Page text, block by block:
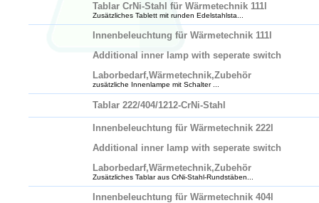
Tablar CrNi-Stahl für Wärmetechnik 111l
Zusätzliches Tablett mit runden Edelstahlsta...
Innenbeleuchtung für Wärmetechnik 111l
Additional inner lamp with seperate switch
Laborbedarf,Wärmetechnik,Zubehör
zusätzliche Innenlampe mit Schalter ...
Tablar 222/404/1212-CrNi-Stahl
Innenbeleuchtung für Wärmetechnik 222l
Additional inner lamp with seperate switch
Laborbedarf,Wärmetechnik,Zubehör
Zusätzliches Tablar aus CrNi-Stahl-Rundstäben...
Innenbeleuchtung für Wärmetechnik 404l